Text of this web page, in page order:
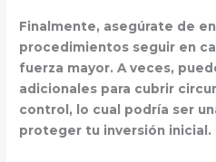
Finalmente, asegúrate de
procedimientos seguir en
fuerza mayor. A veces,
adicionales para cubrir
control, lo cual podría ser
proteger tu inversión inicial .